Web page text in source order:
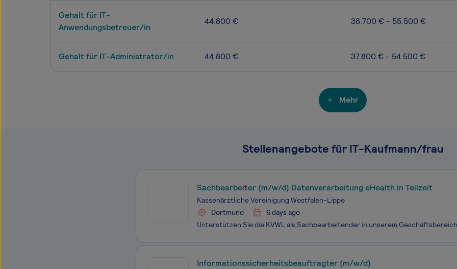
Gehalt für IT-
Anwendungsbetreuer/in
44.800 € 38.700 € - 55.500 €
Gehalt für IT-Administrator/in 44.800 € 37.800 € - 54.500 €
Mehr
Stellenangebote für IT-Kaufmann/frau
Sachbearbeiter (m/w/d) Datenverarbeitung eHealth in Teilzeit
Kassenärztliche Vereinigung Westfalen-Lippe
Dortmund
6 days ago
Informationssicherheitsbeauftragter (m/w/d)